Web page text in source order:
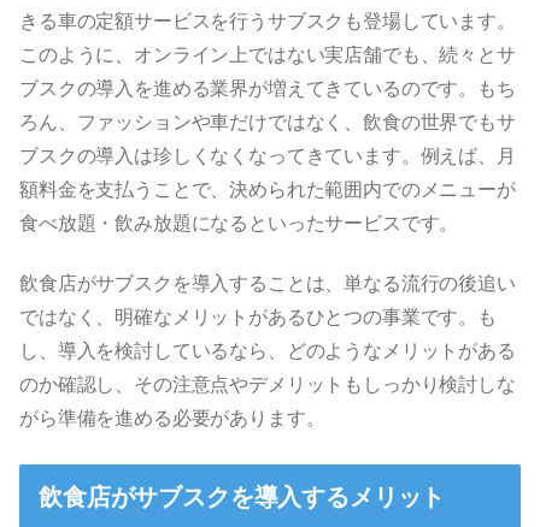
きる車の定額サービスを行うサブスクも登場しています。
このように、オンライン上ではない実店舗でも、続々とサ
ブスクの導入を進める業界が増えてきているのです。もち
ろん、ファッションや車だけではなく、飲食の世界でもサ
ブスクの導入は珍しくなくなってきています。例えば、月
額料金を支払うことで、決められた範囲内でのメニューが
食べ放題・飲み放題になるといったサービスです。
飲食店がサブスクを導入することは、単なる流行の後追い
ではなく、明確なメリットがあるひとつの事業です。も
し、導入を検討しているなら、どのようなメリットがある
のか確認し、その注意点やデメリットもしっかり検討しな
がら準備を進める必要があります。
飲食店がサブスクを導入するメリット